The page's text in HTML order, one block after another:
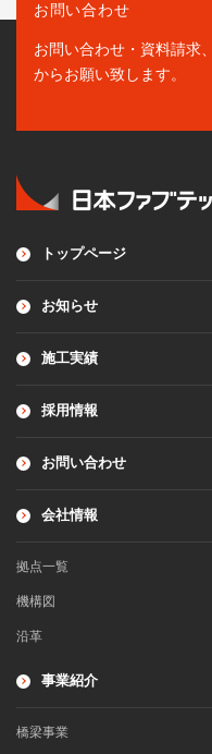
お問い合わせ
お問い合わせ・資料請求
からお願い致します。
トップページ
お知らせ
施工実績
採用情報
お問い合わせ
会社情報
拠点一覧
機構図
沿革
事業紹介
橋梁事業